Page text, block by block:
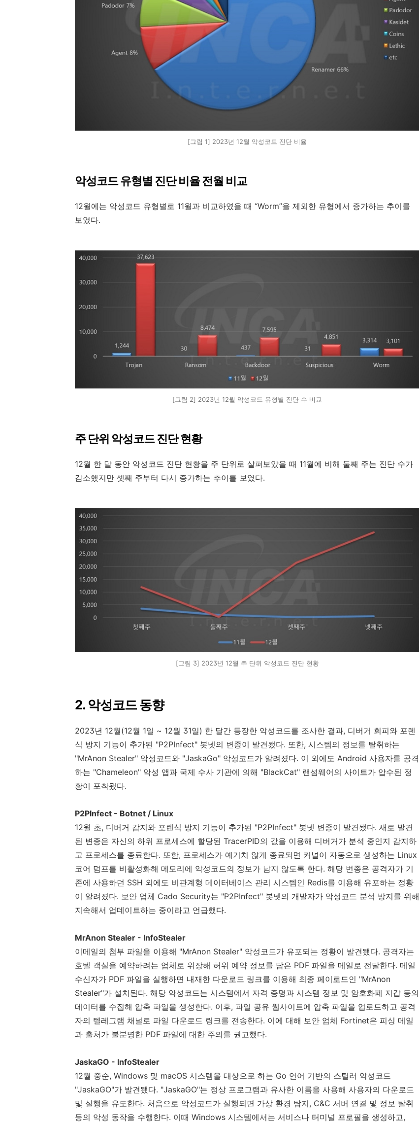
[그림 1] 2023년 12월 악성코드 진단 비율
악성코드 유형별 진단 비율 전월 비교
12월에는 악성코드 유형별로 11월과 비교하였을 때 “Worm”을 제외한 유형에서 증가하는 추이를
보였다.
[그림 2] 2023년 12월 악성코드 유형별 진단 수 비교
주 단위 악성코드 진단 현황
12월 한 달 동안 악성코드 진단 현황을 주 단위로 살펴보았을 때 11월에 비해 둘째 주는 진단 수가
감소했지만 셋째 주부터 다시 증가하는 추이를 보였다.
[그림 3] 2023년 12월 주 단위 악성코드 진단 현황
2. 악성코드 동향
2023년 12월(12월 1일 ~ 12월 31일) 한 달간 등장한 악성코드를 조사한 결과, 디버거 회피와 포렌
식 방지 기능이 추가된 "P2PInfect" 봇넷의 변종이 발견됐다. 또한, 시스템의 정보를 탈취하는
"MrAnon Stealer" 악성코드와 "JaskaGo" 악성코드가 알려졌다. 이 외에도 Android 사용자를 공격
하는 "Chameleon" 악성 앱과 국제 수사 기관에 의해 "BlackCat" 랜섬웨어의 사이트가 압수된 정
황이 포착됐다.
P2PInfect - Botnet / Linux
12월 초, 디버거 감지와 포렌식 방지 기능이 추가된 "P2PInfect" 봇넷 변종이 발견됐다. 새로 발견
된 변종은 자신의 하위 프로세스에 할당된 TracerPID의 값을 이용해 디버거가 분석 중인지 감지하
고 프로세스를 종료한다. 또한, 프로세스가 예기치 않게 종료되면 커널이 자동으로 생성하는 Linux
코어 덤프를 비활성화해 메모리에 악성코드의 정보가 남지 않도록 한다. 해당 변종은 공격자가 기
존에 사용하던 SSH 외에도 비관계형 데이터베이스 관리 시스템인 Redis를 이용해 유포하는 정황
이 알려졌다. 보안 업체 Cado Security는 "P2PInfect" 봇넷의 개발자가 악성코드 분석 방지를 위해
지속해서 업데이트하는 중이라고 언급했다.
MrAnon Stealer - InfoStealer
이메일의 첨부 파일을 이용해 "MrAnon Stealer" 악성코드가 유포되는 정황이 발견됐다. 공격자는
호텔 객실을 예약하려는 업체로 위장해 허위 예약 정보를 담은 PDF 파일을 메일로 전달한다. 메일
수신자가 PDF 파일을 실행하면 내재한 다운로드 링크를 이용해 최종 페이로드인 "MrAnon
Stealer"가 설치된다. 해당 악성코드는 시스템에서 자격 증명과 시스템 정보 및 암호화폐 지갑 등의
데이터를 수집해 압축 파일을 생성한다. 이후, 파일 공유 웹사이트에 압축 파일을 업로드하고 공격
자의 텔레그램 채널로 파일 다운로드 링크를 전송한다. 이에 대해 보안 업체 Fortinet은 피싱 메일
과 출처가 불분명한 PDF 파일에 대한 주의를 권고했다.
JaskaGO - InfoStealer
12월 중순, Windows 및 macOS 시스템을 대상으로 하는 Go 언어 기반의 스틸러 악성코드
"JaskaGO"가 발견됐다. "JaskaGO"는 정상 프로그램과 유사한 이름을 사용해 사용자의 다운로드
및 실행을 유도한다. 처음으로 악성코드가 실행되면 가상 환경 탐지, C&C 서버 연결 및 정보 탈취
등의 악성 동작을 수행한다. 이때 Windows 시스템에서는 서비스나 터미널 프로필을 생성하고,